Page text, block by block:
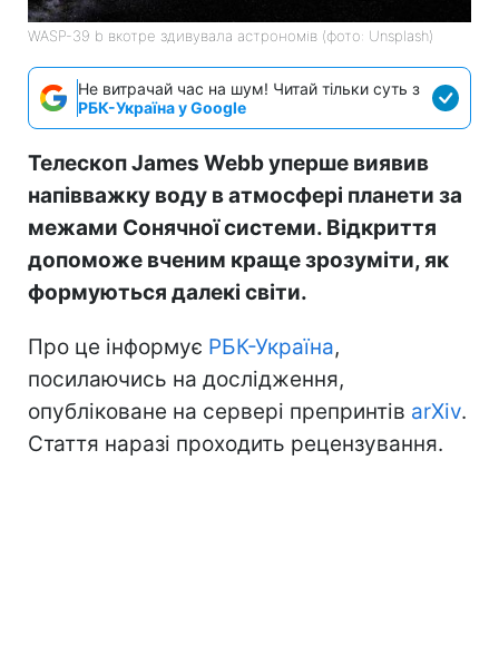
WASP-39 b вкотре здивувала астрономів (фото: Unsplash)
Не витрачай час на шум! Читай тільки суть з
РБК-Україна у Google
Телескоп James Webb уперше виявив
напівважку воду в атмосфері планети за
межами Сонячної системи. Відкриття
допоможе вченим краще зрозуміти, як
формуються далекі світи.
Про це інформує РБК-Україна,
посилаючись на дослідження,
опубліковане на сервері препринтів arXiv.
Стаття наразі проходить рецензування.